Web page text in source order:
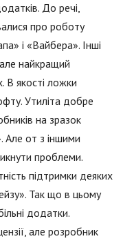
До речі,
про роботу
і «Вайбера». Інші
найкращий
В якості ложки
Утиліта добре
на зразок
Але от з іншими
проблеми.
підтримки деяких
Так що в цьому
додатки.
але розробник